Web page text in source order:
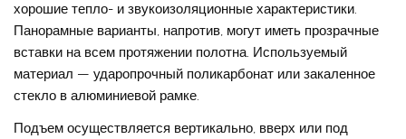
хорошие тепло- и звукоизоляционные характеристики.
Панорамные варианты, напротив, могут иметь прозрачные
вставки на всем протяжении полотна. Используемый
материал — ударопрочный поликарбонат или закаленное
стекло в алюминиевой рамке.
Подъем осуществляется вертикально, вверх или под